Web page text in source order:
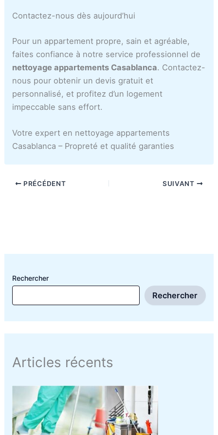
Contactez-nous dès aujourd’hui
Pour un appartement propre, sain et agréable,
faites confiance à notre service professionnel de
nettoyage appartements Casablanca. Contactez-
nous pour obtenir un devis gratuit et
personnalisé, et profitez d’un logement
impeccable sans effort.
Votre expert en nettoyage appartements
Casablanca – Propreté et qualité garanties
PRÉCÉDENT SUIVANT
Rechercher
Rechercher
Articles récents